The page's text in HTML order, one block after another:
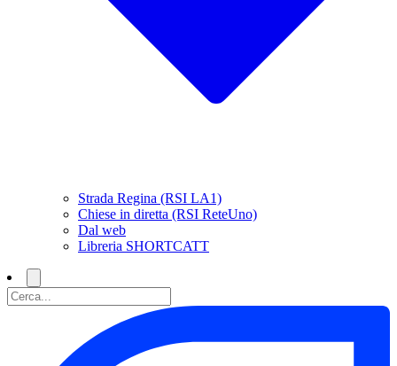
Strada Regina (RSI LA1)
Chiese in diretta (RSI ReteUno)
Dal web
Libreria SHORTCATT